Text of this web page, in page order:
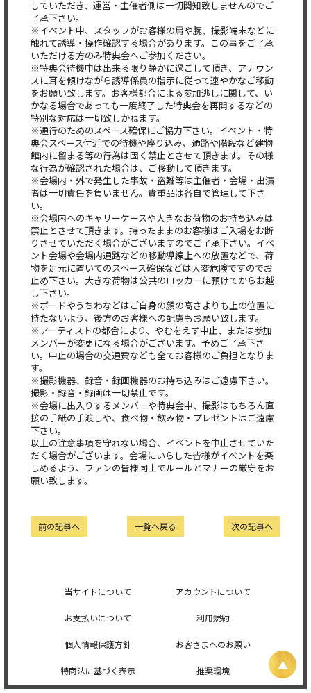
していただき、運営・主催者側は一切関知致しませんのでご
了承下さい。
※イベント中、スタッフがお客様の肩や腕、撮影端末などに
触れて誘導・操作確認する場合があります。この事をご了承
いただける方のみ特典会へご参加ください。
※特典会待機中は出来る限り静かに過ごして頂き、アナウン
スに耳を傾けながら誘導係員の指示に従って速やかなご移動
をお願い致します。お客様都合による参加逃しに関して、い
かなる場合であっても一度終了した特典会を再開するなどの
特別な対応は一切致しかねます。
※通行のためのスペース確保にご協力下さい。イベント・特
典会スペース付近での待機や座り込み、通路や階段など建物
館内に留まる等の行為は固く禁止とさせて頂きます。その様
な行為が確認された場合は、ご移動して頂きます。
※会場内・外で発生した事故・盗難等は主催者・会場・出演
者は一切責任を負いません。貴重品は各自で管理して下さ
い。
※会場内へのキャリーケースや大きなお荷物のお持ち込みは
禁止とさせて頂きます。持ったままのお客様はご入場をお断
りさせていただく場合がございますのでご了承下さい。イベ
ント会場や会場内通路などの移動導線上への放置などで、荷
物を足元に置いてのスペース確保などは大変危険ですのでお
止め下さい。大きな荷物は公共のロッカーに預けてからお越
し下さい。
※ボードやうちわなどはご自身の顔の高さよりも上の位置に
持たないよう、後方のお客様への配慮もお願い致します。
※アーティストの都合により、やむをえず中止、または参加
メンバーが変更になる場合がございます。予めご了承下さ
い。中止の場合の交通費なども全てお客様のご負担となりま
す。
※撮影機器、録音・録画機器のお持ち込みはご遠慮下さい。
撮影・録音・録画は一切禁止です。
※会場に出入りするメンバーや特典会中、撮影はもちろん直
接の手紙の手渡しや、食べ物・飲み物・プレゼントはご遠慮
下さい。
以上の注意事項を守れない場合、イベントを中止させていた
だく場合がございます。会場にいらした皆様がイベントを楽
しめるよう、ファンの皆様同士でルールとマナーの厳守をお
願い致します。
次の記事へ
一覧へ戻る
前の記事へ
当サイトについて アカウントについて
お支払いについて 利用規約
個人情報保護方針 お客さまへのお願い
特商法に基づく表示 推奨環境